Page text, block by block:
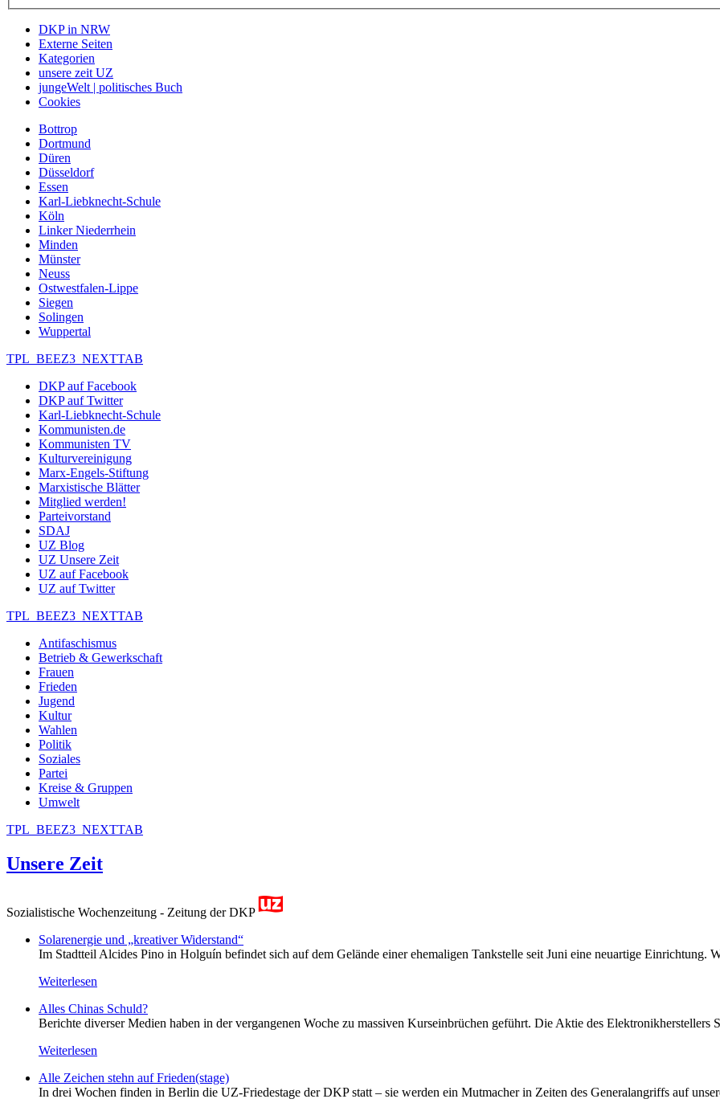
DKP in NRW
Externe Seiten
Kategorien
unsere zeit UZ
jungeWelt | politisches Buch
Cookies
Bottrop
Dortmund
Düren
Düsseldorf
Essen
Karl-Liebknecht-Schule
Köln
Linker Niederrhein
Minden
Münster
Neuss
Ostwestfalen-Lippe
Siegen
Solingen
Wuppertal
TPL_BEEZ3_NEXTTAB
DKP auf Facebook
DKP auf Twitter
Karl-Liebknecht-Schule
Kommunisten.de
Kommunisten TV
Kulturvereinigung
Marx-Engels-Stiftung
Marxistische Blätter
Mitglied werden!
Parteivorstand
SDAJ
UZ Blog
UZ Unsere Zeit
UZ auf Facebook
UZ auf Twitter
TPL_BEEZ3_NEXTTAB
Antifaschismus
Betrieb & Gewerkschaft
Frauen
Frieden
Jugend
Kultur
Wahlen
Politik
Soziales
Partei
Kreise & Gruppen
Umwelt
TPL_BEEZ3_NEXTTAB
Unsere Zeit
Sozialistische Wochenzeitung - Zeitung der DKP
Solarenergie und „kreativer Widerstand“
Im Stadtteil Alcides Pino in Holguín befindet sich auf dem Gelände einer ehemaligen Tankstelle seit Juni eine neuartige Einrichtung.
Weiterlesen
Alles Chinas Schuld?
Berichte diverser Medien haben in der vergangenen Woche zu massiven Kurseinbrüchen geführt. Die Aktie des Elektronikherstellers
Weiterlesen
Alle Zeichen stehn auf Frieden(stage)
In drei Wochen finden in Berlin die UZ-Friedestage der DKP statt – sie werden ein Mutmacher in Zeiten des Generalangriffs auf